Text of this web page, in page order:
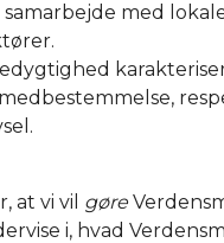
med
at vi vil gøre
i, hvad